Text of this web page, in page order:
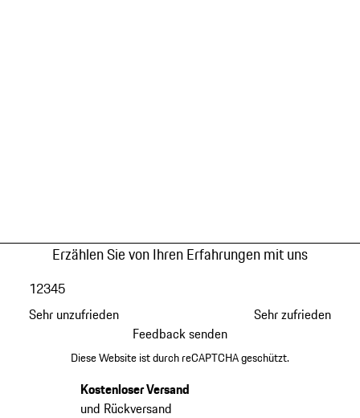
Erzählen Sie von Ihren Erfahrungen mit uns
Sehr unzufrieden
12345
Sehr zufrieden
Feedback senden
Diese Website ist durch reCAPTCHA geschützt.
Kostenloser Versand
und Rückversand